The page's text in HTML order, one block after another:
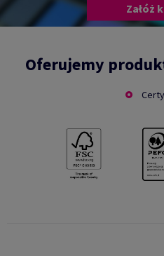
Załóż
Oferujemy